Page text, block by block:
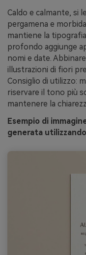
Caldo e calmante, si
pergamena e
mantiene la
profondo aggiunge
nomi e date.
illustrazioni di fiori
Consiglio di utilizzo:
riservare il tono più
mantenere la
Esempio di
generata